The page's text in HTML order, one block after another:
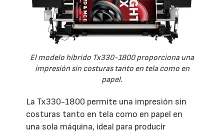
El modelo híbrido Tx330-1800 proporciona una
impresión sin costuras tanto en tela como en
papel.
La Tx330-1800 permite una impresión sin
costuras tanto en tela como en papel en
una sola máquina, ideal para producir